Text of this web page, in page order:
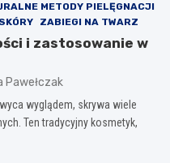
METODY PIELĘGNACJI
ZABIEGI NA TWARZ
i zastosowanie w
Pawełczak
wyglądem, skrywa wiele
Ten tradycyjny kosmetyk,